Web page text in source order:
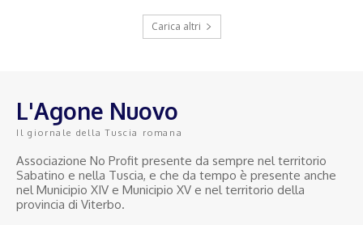
Carica altri
L'Agone Nuovo
Il giornale della Tuscia romana
Associazione No Profit presente da sempre nel territorio
Sabatino e nella Tuscia, e che da tempo è presente anche
nel Municipio XIV e Municipio XV e nel territorio della
provincia di Viterbo.